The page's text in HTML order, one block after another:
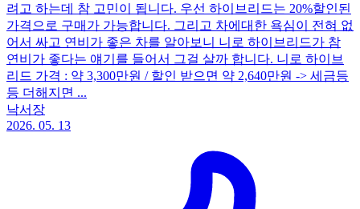
려고 하는데 참 고민이 됩니다. 우선 하이브리드는 20%할인된
가격으로 구매가 가능합니다. 그리고 차에대한 욕심이 전혀 없
어서 싸고 연비가 좋은 차를 알아보니 니로 하이브리드가 참
연비가 좋다는 얘기를 들어서 그걸 살까 합니다. 니로 하이브
리드 가격 : 약 3,300만원 / 할인 받으면 약 2,640만원 -> 세금등
등 더해지면 ...
낙서장
2026. 05. 13